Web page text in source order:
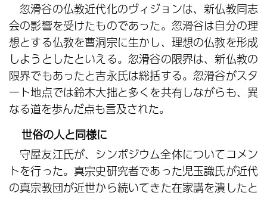
忽滑谷の仏教近代化のヴィジョンは、新仏教同志
会の影響を受けたものであった。忽滑谷は自分の理
想とする仏教を曹洞宗に生かし、理想の仏教を形成
しようとしたといえる。忽滑谷の限界は、新仏教の
限界でもあったと吉永氏は総括する。忽滑谷がスタ
ート地点では鈴木大拙と多くを共有しながらも、異
なる道を歩んだ点も言及された。
世俗の人と同様に
守屋友江氏が、シンポジウム全体についてコメン
トを行った。真宗史研究者であった児玉識氏が近代
の真宗教団が近世から続いてきた在家講を潰したと